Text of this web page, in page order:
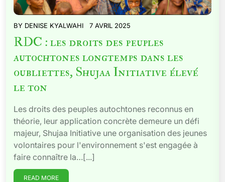
BY DENISE KYALWAHI 7 AVRIL 2025
RDC : les droits des peuples
autochtones longtemps dans les
oubliettes, Shujaa Initiative élevé
le ton
Les droits des peuples autochtones reconnus en
théorie, leur application concrète demeure un défi
majeur, Shujaa Initiative une organisation des jeunes
volontaires pour l'environnement s'est engagée à
faire connaître la…[...]
READ MORE